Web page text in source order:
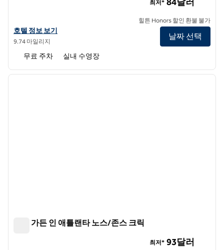
힐튼 가든 인 애틀랜타 노스/알파레타의 호텔 정보 보기
호텔 정보 보기
9.74 마일리지
최저* 84달러
힐튼 Honors 할인 환불 불가
날짜 선택
무료 주차 실내 수영장
1/12
다음
힐튼 가든 인 애틀랜타 노스/존스 크릭
최저* 93달러